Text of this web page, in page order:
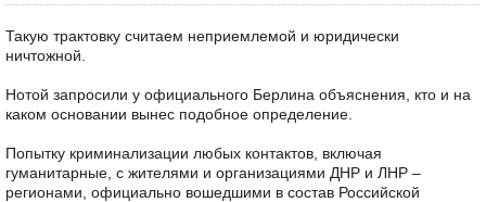
Такую трактовку считаем неприемлемой и юридически
ничтожной.
Нотой запросили у официального Берлина объяснения, кто и на
каком основании вынес подобное определение.
Попытку криминализации любых контактов, включая
гуманитарные, с жителями и организациями ДНР и ЛНР –
регионами, официально вошедшими в состав Российской